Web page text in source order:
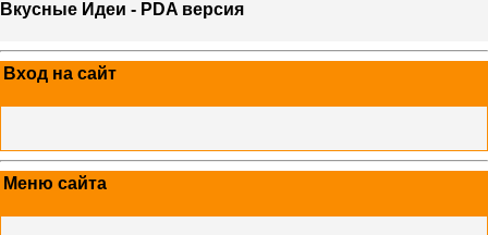
Вкусные Идеи - PDA версия
Вход на сайт
Меню сайта